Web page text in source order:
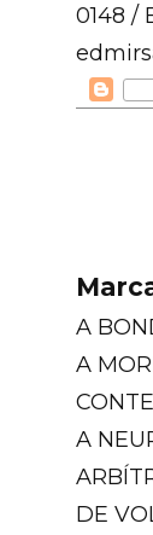
0148 /
A
A
A
DE